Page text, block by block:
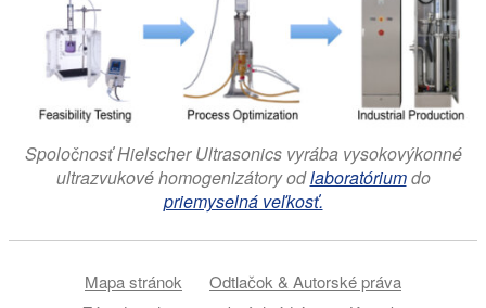
Spoločnosť Hielscher Ultrasonics vyrába vysokovýkonné
ultrazvukové homogenizátory odlaboratóriumdo
priemyselná veľkosť.
Mapa stránok
Odtlačok & Autorské práva